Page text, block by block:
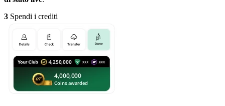
3 Spendi i crediti